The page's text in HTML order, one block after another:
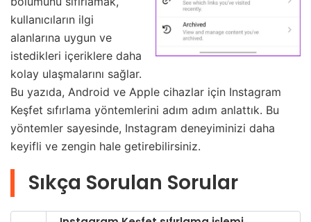
kullanıcıların ilgi
alanlarına uygun ve
istedikleri içeriklere daha
kolay ulaşmalarını sağlar.
Bu yazıda, Android ve Apple cihazlar için Instagram
Keşfet sıfırlama yöntemlerini adım adım anlattık. Bu
yöntemler sayesinde, Instagram deneyiminizi daha
keyifli ve zengin hale getirebilirsiniz.
Sıkça Sorulan Sorular